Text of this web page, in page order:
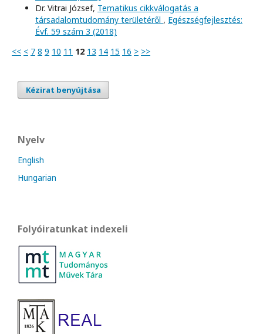
Dr. Vitrai József, Tematikus cikkválogatás a
társadalomtudomány területéről , Egészségfejlesztés:
Évf. 59 szám 3 (2018)
<< < 7 8 9 10 11 12 13 14 15 16 > >>
Kézirat benyújtása
Nyelv
English
Hungarian
Folyóiratunkat indexeli